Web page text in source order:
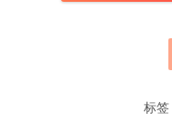
类似的事件开始蔓延，
目前正在罢工的演员工
标签